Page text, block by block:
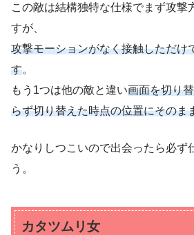
この敵は結構独特な仕様でまず攻撃
すが、
攻撃モーションがなく接触しただけ
す。
もう1つは他の敵と違い画面を切り
らず切り替えた時点の位置にそのま
かなりしつこいので出会ったら必ず
う。
カタツムリ女